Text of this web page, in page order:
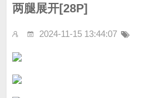
两腿展开[28P]
2024-11-15 13:44:07